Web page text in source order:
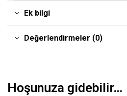
Ek bilgi
Değerlendirmeler (0)
Hoşunuza gidebilir…